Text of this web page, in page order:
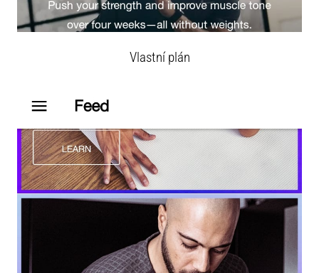
Vlastní plán